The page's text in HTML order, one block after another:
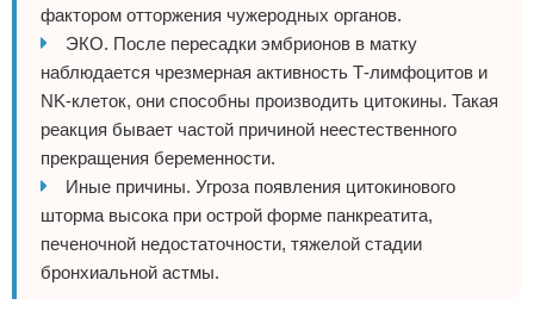
фактором отторжения чужеродных органов.
ЭКО. После пересадки эмбрионов в матку
наблюдается чрезмерная активность Т-лимфоцитов и
NK-клеток, они способны производить цитокины. Такая
реакция бывает частой причиной неестественного
прекращения беременности.
Иные причины. Угроза появления цитокинового
шторма высока при острой форме панкреатита,
печеночной недостаточности, тяжелой стадии
бронхиальной астмы.